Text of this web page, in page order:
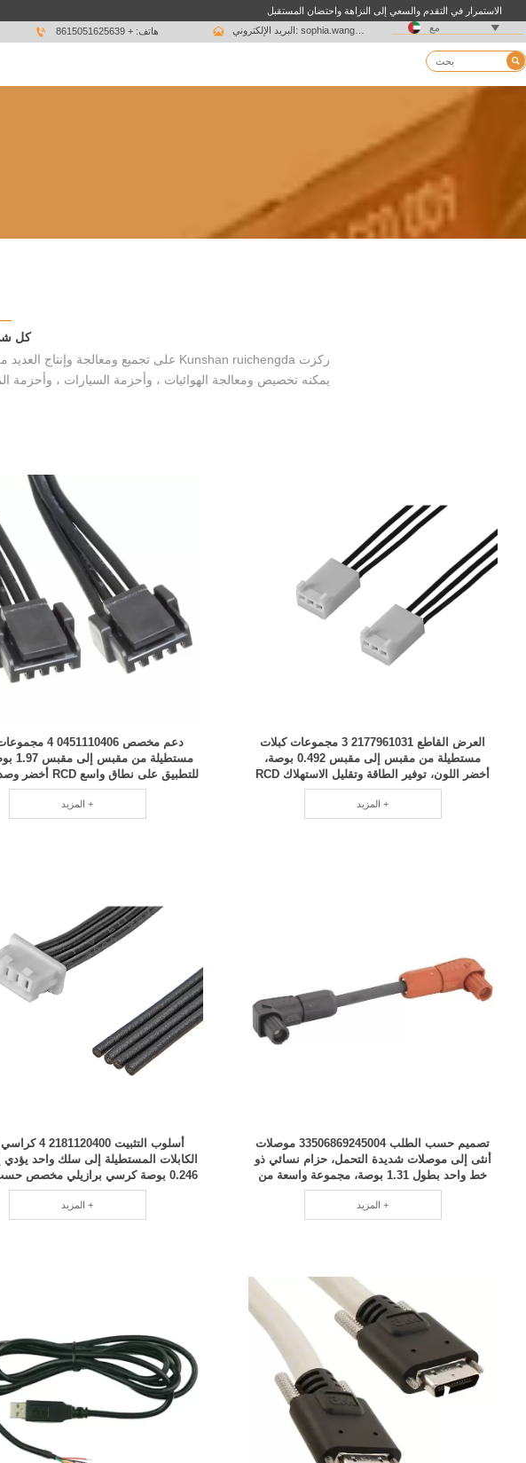
الاستمرار في التقدم والسعي إلى النزاهة واحتضان المستقبل
 هاتف: + 8615051625639  مع 

كل
يمكنه تخصيص ومعالجة الهوائيات ، وأحزمة السيارات ، وأحزمة
دعم مخصص 0451110406
للتطبيق على نطاق واسع RCD أخضر وصديق للبيئة
المزيد +
العرض القاطع 2177961031 3 مجموعات كبلات
مستطيلة من مقبس إلى مقبس 0.492 بوصة،
أخضر اللون، توفير الطاقة وتقليل الاستهلاك RCD
المزيد +
أسلوب التثبيت
الكابلات المستطيلة إلى سلك واحد يؤدي
0.246 بوصة كرسي برازيلي مخصص
RCD
المزيد +
تصميم حسب الطلب 33506869245004 موصلات
أنثى إلى موصلات شديدة التحمل، حزام نسائي ذو
خط واحد بطول 1.31 بوصة، مجموعة واسعة من
موديلات RCD
المزيد +